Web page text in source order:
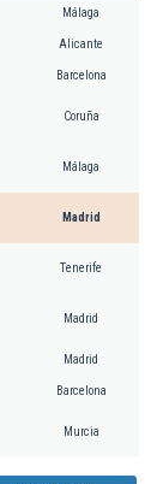
Málaga
Alicante
Barcelona
Coruña
Málaga
Madrid
Tenerife
Madrid
Madrid
Barcelona
Murcia